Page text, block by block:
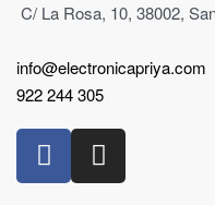
C/ La Rosa, 10, 38002,
info@electronicapriya.com
922 244 305